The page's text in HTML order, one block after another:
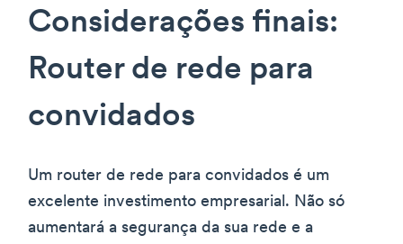
Considerações finais:
Router de rede para
convidados
Um router de rede para convidados é um
excelente investimento empresarial. Não só
aumentará a segurança da sua rede e a